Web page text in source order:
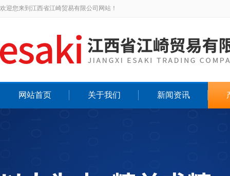
欢迎您来到江西省江崎贸易有限公司网站！
网站首页 关于我们 新闻资讯